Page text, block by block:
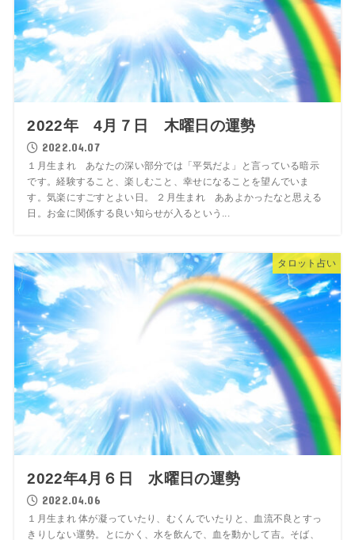
2022年 4月７日 木曜日の運勢
2022.04.07
１月生まれ あなたの深い部分では「平気だよ」と言っている暗示
です。経験すること、楽しむこと、幸せになることを望んでいま
す。気楽にすごすとよい日。 ２月生まれ ああよかったなと思える
日。お金に関係する良い知らせが入るという...
タロット占い
2022年4月６日 水曜日の運勢
2022.04.06
１月生まれ 体が凝っていたり、むくんでいたりと、血流不良とすっ
きりしない運勢。とにかく、水を飲んで、血を動かして吉。そば、